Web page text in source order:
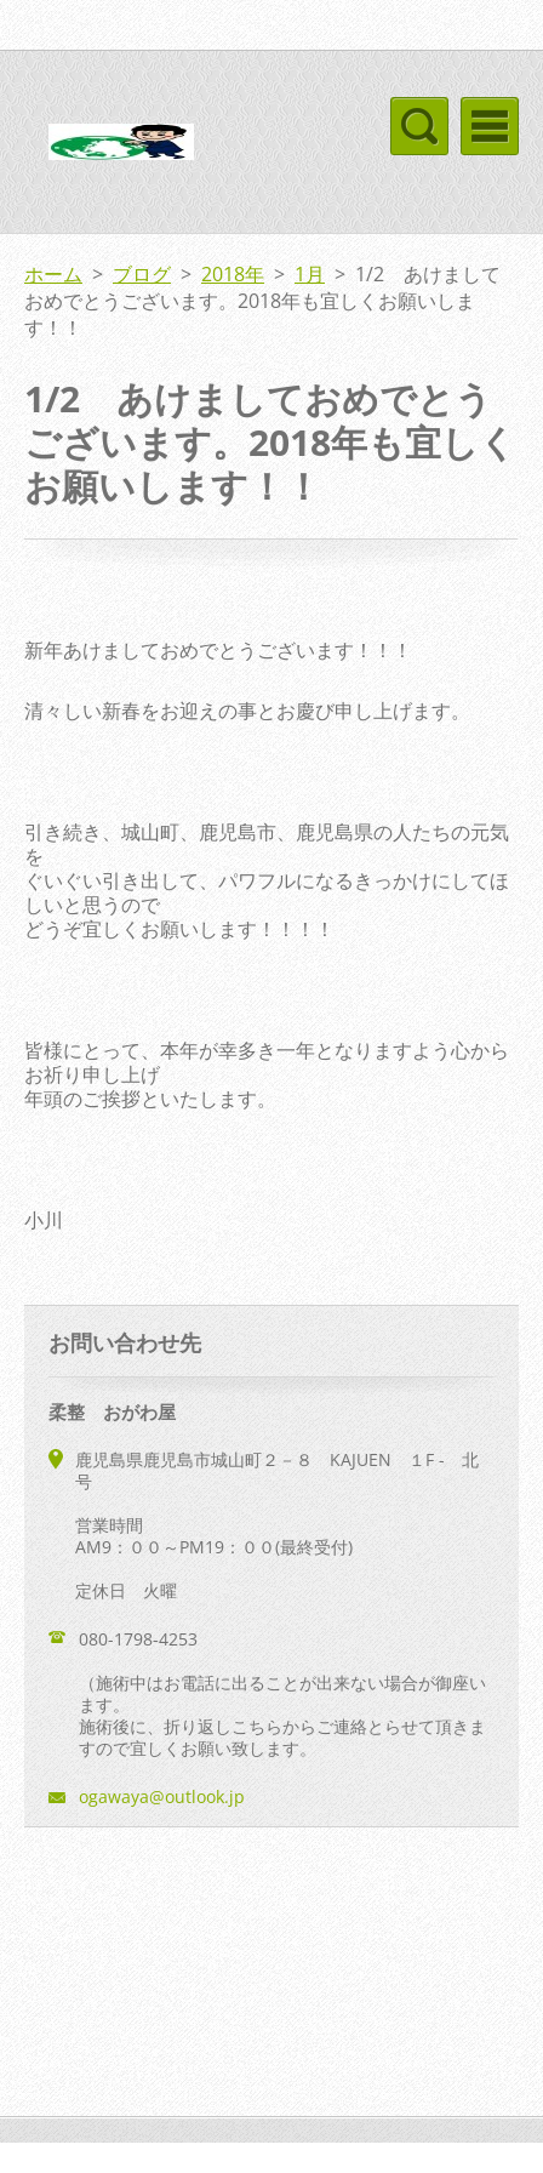
ホーム > ブログ > 2018年 > 1月 > 1/2 あけまして
おめでとうございます。2018年も宜しくお願いしま
す！！
1/2 あけましておめでとう
ございます。2018年も宜しく
お願いします！！
新年あけましておめでとうございます！！！
清々しい新春をお迎えの事とお慶び申し上げます。
引き続き、城山町、鹿児島市、鹿児島県の人たちの元気
を
ぐいぐい引き出して、パワフルになるきっかけにしてほ
しいと思うので
どうぞ宜しくお願いします！！！！
皆様にとって、本年が幸多き一年となりますよう心から
お祈り申し上げ
年頭のご挨拶といたします。
小川
お問い合わせ先
柔整 おがわ屋
鹿児島県鹿児島市城山町２－８ KAJUEN １F - 北
号
営業時間
AM9：００～PM19：００(最終受付)
定休日 火曜
080-1798-4253
（施術中はお電話に出ることが出来ない場合が御座い
ます。
施術後に、折り返しこちらからご連絡とらせて頂きま
すので宜しくお願い致します。
ogawaya@outlook.jp